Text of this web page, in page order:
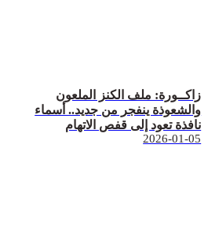
زاكــورة: ملف الكنز الملعون
والشعوذة ينفجر من جديد.. أسماء
نافذة تعود إلى قفص الاتهام
2026-01-05